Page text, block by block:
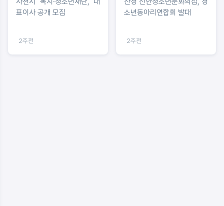
표이사 공개 모집
2주전
소년동아리연합회 발대
2주전